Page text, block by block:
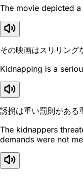
The movie depicted
その映画はスリリング
Kidnapping is a
誘拐は重い罰則がある
The kidnappers
demands were not